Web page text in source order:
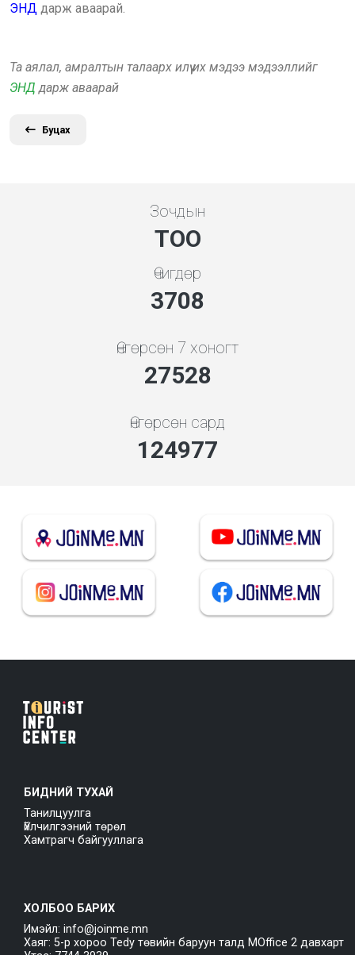
ЭНД дарж аваарай.
Та аялал, амралтын талаарх илүү их мэдээ мэдээллийг
ЭНД дарж аваарай
Буцах
Зочдын
ТОО
Өчигдөр
4136
Өнгөрсөн 7 хоногт
30704
Өнгөрсөн сард
139397
БИДНИЙ ТУХАЙ
Танилцуулга
Үйлчилгээний төрөл
Хамтрагч байгууллага
ХОЛБОО БАРИХ
Имэйл: info@joinme.mn
Хаяг: 5-р хороо Tedy төвийн баруун талд MOffice 2 давхарт